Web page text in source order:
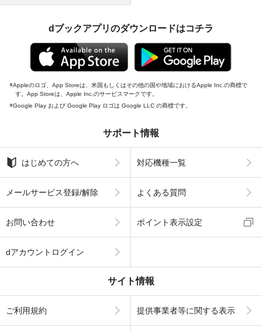
dブックアプリのダウンロードはコチラ
Appleのロゴ、App Storeは、米国もしくはその他の国や地域におけるApple Inc.の商標で
す。App Storeは、Apple Inc.のサービスマークです。
Google Play および Google Play ロゴは Google LLC の商標です。
サポート情報
はじめての方へ 対応機種一覧
メールサービス登録/解除 よくある質問
お問い合わせ ポイント表示設定
dアカウントログイン
サイト情報
ご利用規約 提供事業者等に関する表示